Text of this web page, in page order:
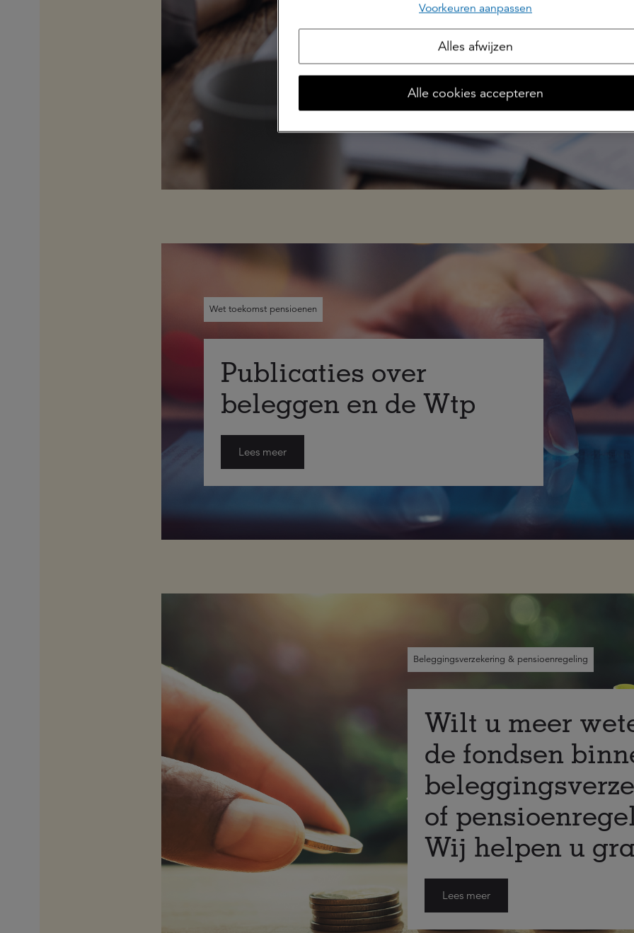
Actueel: marktontwikkelingen
Wet toekomst pensioenen
Publicaties over
beleggen en de Wtp
Lees meer
Beleggingsverzekering & pensioenregeling
Wilt u meer
de fondsen
of
Wij helpen u
Lees meer
Voorkeuren aanpassen
Alles afwijzen
Alle cookies accepteren